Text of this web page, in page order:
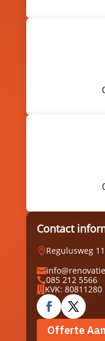
Contact
Regulusweg

085 212 5566
 KVK: 80811280
Offerte